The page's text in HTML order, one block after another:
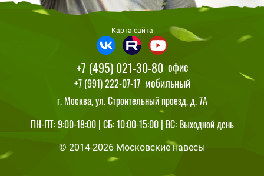
ПН-ПТ: 9:00-18:00 | СБ: 10:00-15:00 | ВС: Выходной день
© 2014-2026 Московские навесы
+7 (495) 021-30-80 офис
+7 (991) 222-07-17 мобильный
г. Москва, ул. Строительный проезд, д. 7А
Карта сайта